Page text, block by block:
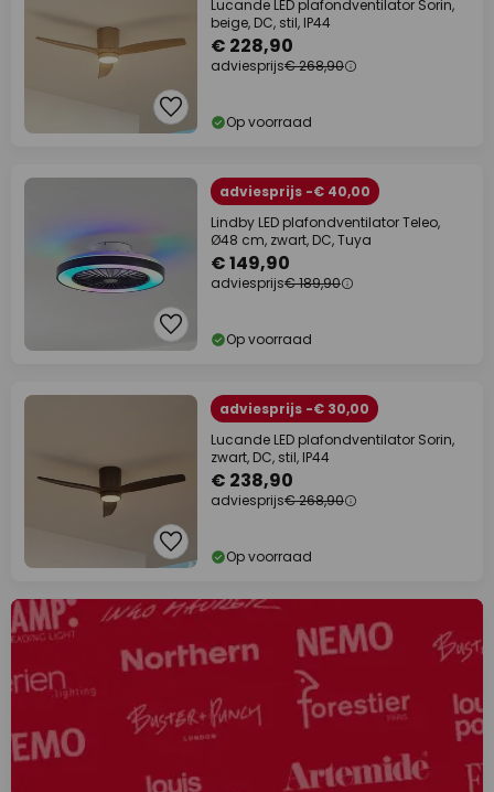
Lucande LED plafondventilator Sorin,
beige, DC, stil, IP44
€ 228,90
adviesprijs€ 268,90
Op voorraad
adviesprijs -€ 40,00
Lindby LED plafondventilator Teleo,
Ø48 cm, zwart, DC, Tuya
€ 149,90
adviesprijs€ 189,90
Op voorraad
adviesprijs -€ 30,00
Lucande LED plafondventilator Sorin,
zwart, DC, stil, IP44
€ 238,90
adviesprijs€ 268,90
Op voorraad